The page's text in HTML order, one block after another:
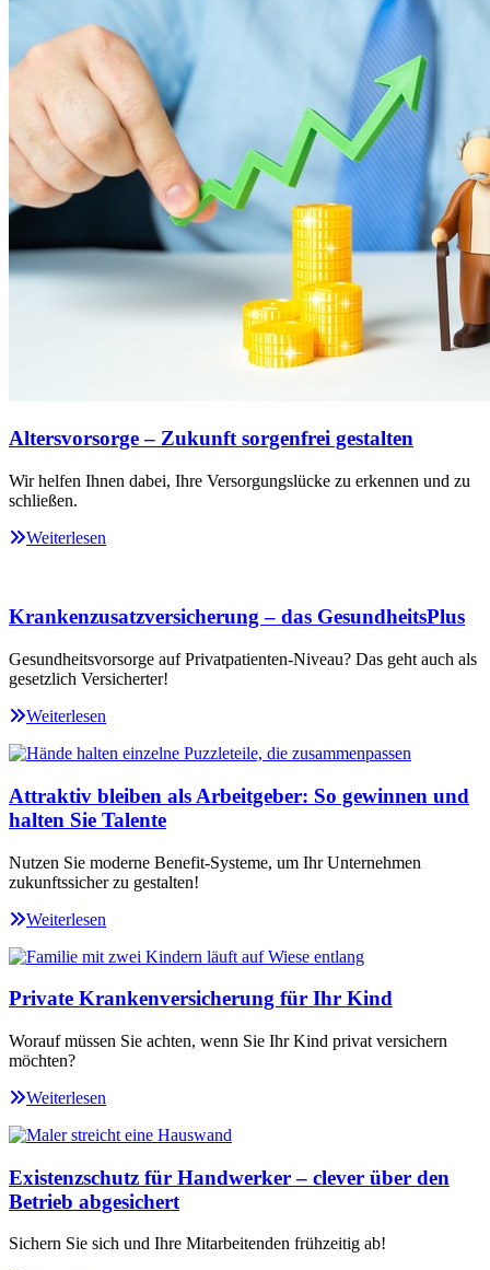
Altersvorsorge – Zukunft sorgenfrei gestalten
Wir helfen Ihnen dabei, Ihre Versorgungslücke zu erkennen und zu
schließen.
Weiterlesen
Krankenzusatzversicherung – das GesundheitsPlus
Gesundheitsvorsorge auf Privatpatienten-Niveau? Das geht auch als
gesetzlich Versicherter!
Weiterlesen
Attraktiv bleiben als Arbeitgeber: So gewinnen und
halten Sie Talente
Nutzen Sie moderne Benefit-Systeme, um Ihr Unternehmen
zukunftssicher zu gestalten!
Weiterlesen
Private Krankenversicherung für Ihr Kind
Worauf müssen Sie achten, wenn Sie Ihr Kind privat versichern
möchten?
Weiterlesen
Existenzschutz für Handwerker – clever über den
Betrieb abgesichert
Sichern Sie sich und Ihre Mitarbeitenden frühzeitig ab!